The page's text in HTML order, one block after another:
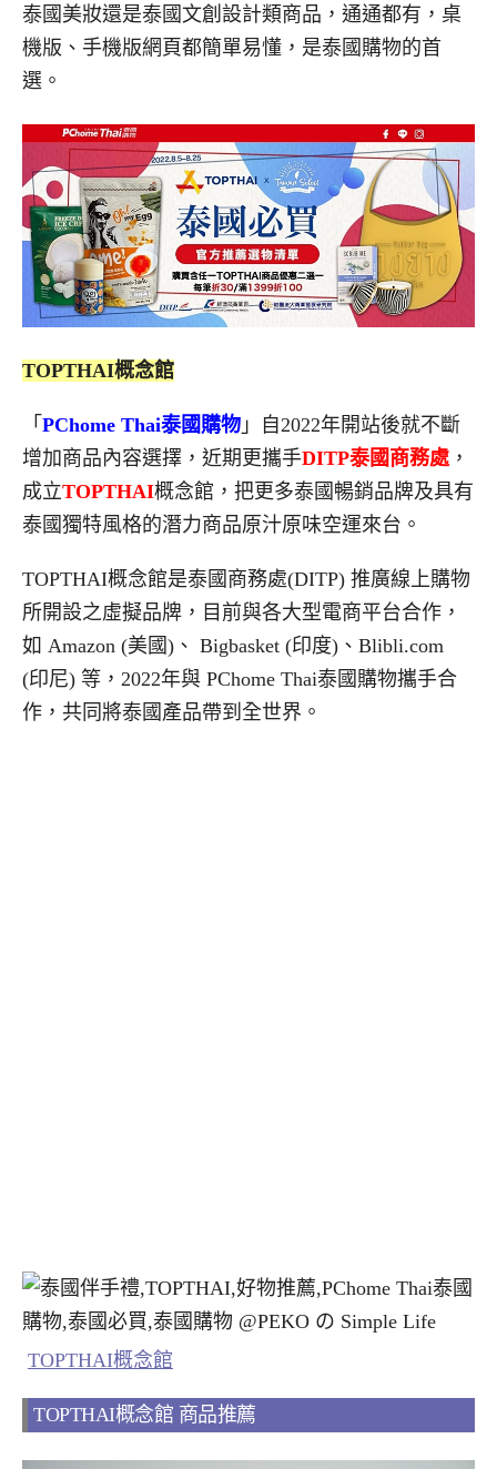
泰國美妝還是泰國文創設計類商品，通通都有，桌
機版、手機版網頁都簡單易懂，是泰國購物的首
選。
TOPTHAI概念館
「 PChome Thai泰國購物 」自2022年開站後就不斷
增加商品內容選擇，近期更攜手DITP泰國商務處 ，
成立TOPTHAI概念館，把更多泰國暢銷品牌及具有
泰國獨特風格的潛力商品原汁原味空運來台。
TOPTHAI概念館是泰國商務處(DITP) 推廣線上購物
所開設之虛擬品牌，目前與各大型電商平台合作，
如 Amazon (美國)、 Bigbasket (印度)、Blibli.com
(印尼) 等，2022年與 PChome Thai泰國購物攜手合
作，共同將泰國產品帶到全世界。
TOPTHAI概念館
TOPTHAI概念館 商品推薦